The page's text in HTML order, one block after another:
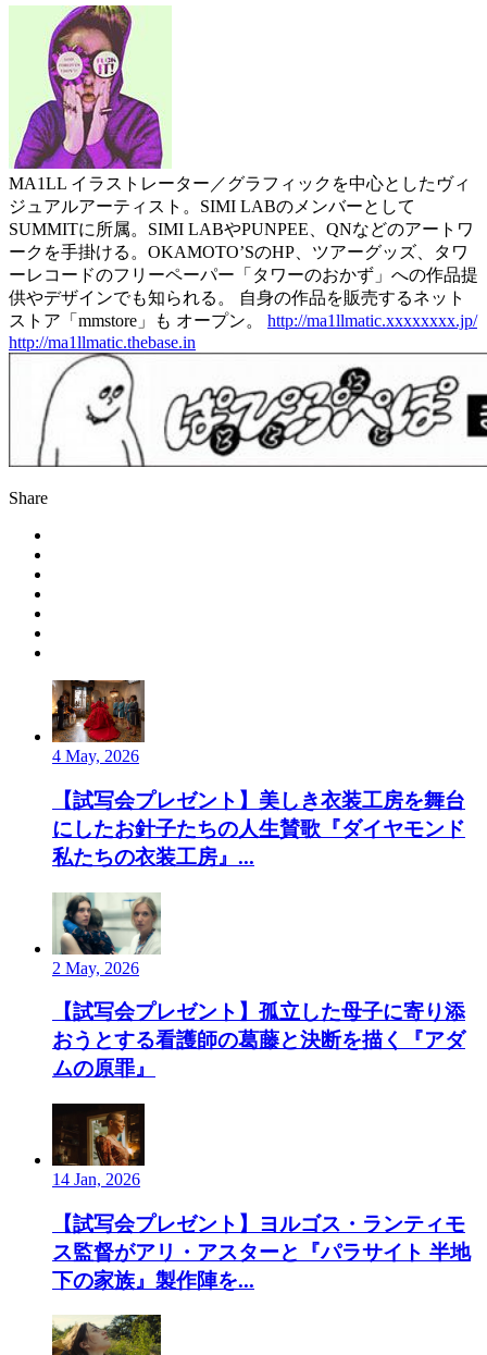
MA1LL イラストレーター／グラフィックを中心としたヴィ
ジュアルアーティスト。SIMI LABのメンバーとして
SUMMITに所属。SIMI LABやPUNPEE、QNなどのアートワ
ークを手掛ける。OKAMOTO’SのHP、ツアーグッズ、タワ
ーレコードのフリーペーパー「タワーのおかず」への作品提
供やデザインでも知られる。 自身の作品を販売するネット
ストア「mmstore」も オープン。 http://ma1llmatic.xxxxxxxx.jp/
http://ma1llmatic.thebase.in
Share
4 May, 2026
【試写会プレゼント】美しき衣装工房を舞台
にしたお針子たちの人生賛歌『ダイヤモンド
私たちの衣装工房』...
2 May, 2026
【試写会プレゼント】孤立した母子に寄り添
おうとする看護師の葛藤と決断を描く『アダ
ムの原罪』
14 Jan, 2026
【試写会プレゼント】ヨルゴス・ランティモ
ス監督がアリ・アスターと『パラサイト 半地
下の家族』製作陣を...